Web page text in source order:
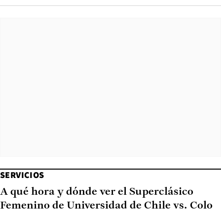
SERVICIOS
A qué hora y dónde ver el Superclásico
Femenino de Universidad de Chile vs. Colo